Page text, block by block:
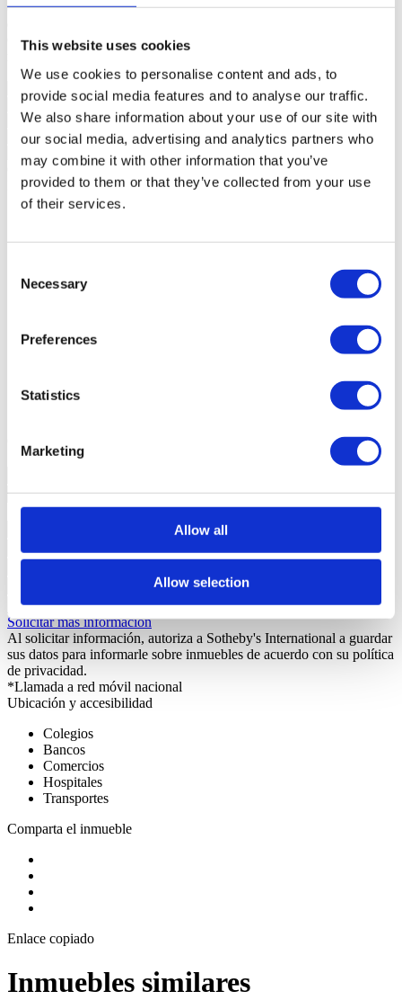
This website uses cookies
We use cookies to personalise content and ads, to
provide social media features and to analyse our traffic.
We also share information about your use of our site with
our social media, advertising and analytics partners who
may combine it with other information that you’ve
provided to them or that they’ve collected from your use
of their services.
Selection
Necessary
Preferences
Statistics
Marketing
Allow all
Allow selection
coche de la playa de Guincho y del centro de Cascais. A poca
Guía/Cascais. Acceso rápido a las autopistas A5 y A16 y a 30
Sinalazul - Mediação Imobiliária, Lda - AMI 7744
Características generales
Informacion general
Distrito
Superficie construida privada
Parcela
¿Interesado?
Concierte una visita o solicite más información.
Solicitar más información
Al solicitar información, autoriza a Sotheby's International a guardar
sus datos para informarle sobre inmuebles de acuerdo con su política
de privacidad.
*Llamada a red móvil nacional
Ubicación y accesibilidad
Colegios
Bancos
Comercios
Hospitales
Transportes
Comparta el inmueble
Enlace copiado
Inmuebles similares